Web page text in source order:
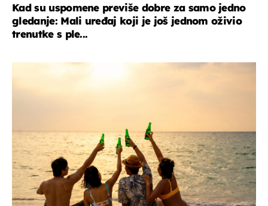
Kad su uspomene previše dobre za samo jedno
gledanje: Mali uređaj koji je još jednom oživio
trenutke s ple...